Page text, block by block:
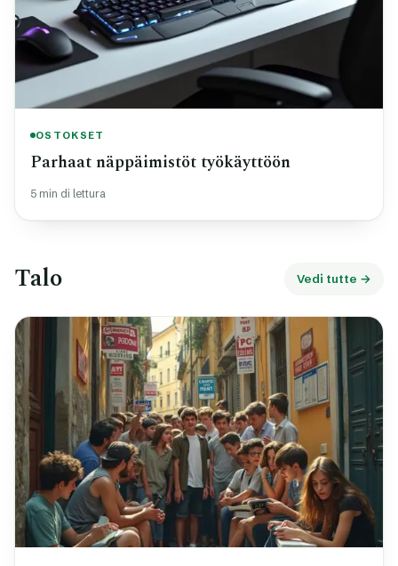
OSTOKSET
Parhaat näppäimistöt työkäyttöön
5 min di lettura
Talo Vedi tutte →